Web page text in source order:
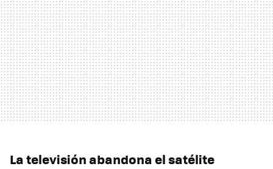
La televisión abandona el satélite